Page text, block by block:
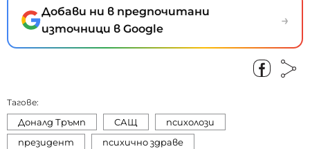
Добави ни в предпочитани
източници в Google
→
Тагове:
Доналд Тръмп САЩ
психолози
президент
психично здраве